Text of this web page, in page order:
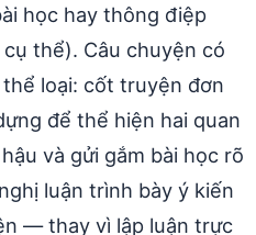
học hay thông điệp
thể). Câu chuyện có
loại: cốt truyện đơn
để thể hiện hai quan
và gửi gắm bài học rõ
luận trình bày ý kiến
— thay vì lập luận trực